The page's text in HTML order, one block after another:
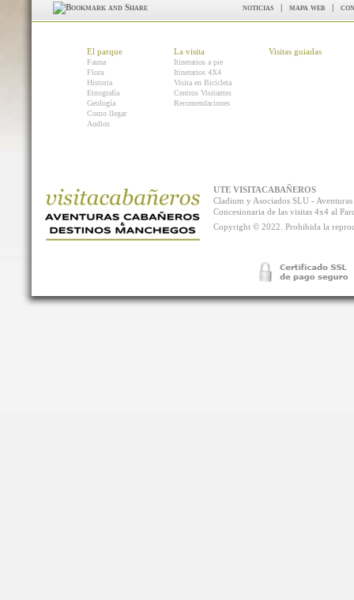
noticias | mapa web |
El parque
Fauna
Flora
Historia
Etnografía
Geología
Como llegar
Audios
La visita
Itinerarios a pie
Itinerarios 4X4
Visita en Bicicleta
Centros Visitantes
Recomendaciones
Visitas guiadas
UTE VISITACABAÑEROS
Cladium y Asociados SLU -
Concesionaria de las visitas 4x4 al
Copyright © 2022. Prohibida la